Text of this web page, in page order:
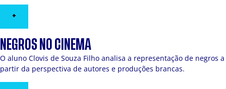
+
NEGROS NO CINEMA
O aluno Clovis de Souza Filho analisa a representação de negros a
partir da perspectiva de autores e produções brancas.